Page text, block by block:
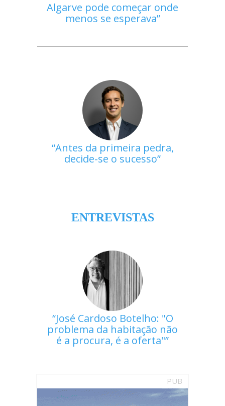
Algarve pode começar onde
menos se esperava
Antes da primeira pedra,
decide-se o sucesso
ENTREVISTAS
José Cardoso Botelho: "O
problema da habitação não
é a procura, é a oferta"
PUB